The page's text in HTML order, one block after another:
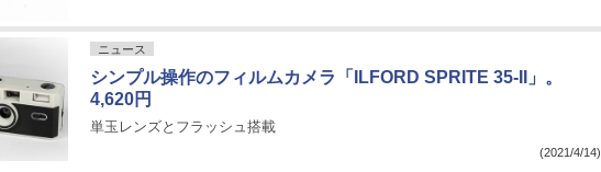
ニュース
シンプル操作のフィルムカメラ「ILFORD SPRITE 35-II」。
4,620円
単玉レンズとフラッシュ搭載
(2021/4/14)